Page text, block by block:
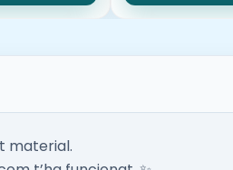
material.